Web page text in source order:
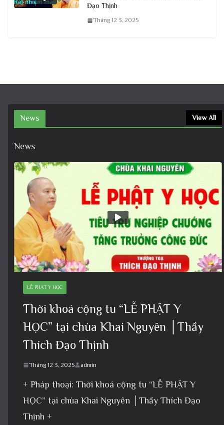
Đạo Thịnh
Tháng 12 3, 2025
News View All
News
LỄ PHẬT Y HỌC
Thời khoá cộng tu “LỄ PHẬT Y
HỌC” tại chùa Khai Nguyên │Thầy
Thích Đạo Thịnh
Tháng 12 3, 2025 admin
+ Pháp thoại: Thời khoá cộng tu “LỄ PHẬT Y
HỌC” tại chùa Khai Nguyên │Thầy Thích Đạo
Thịnh +